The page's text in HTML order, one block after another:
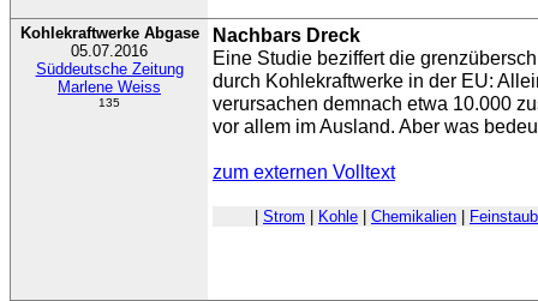
Kohlekraftwerke Abgase
05.07.2016
Süddeutsche Zeitung
Marlene Weiss
135
Nachbars Dreck
Eine Studie beziffert die
durch Kohlekraftwerke in der EU:
verursachen demnach etwa 10.000
vor allem im Ausland. Aber was
zum externen Volltext
Strom Kohle Chemikalien Feinstaub